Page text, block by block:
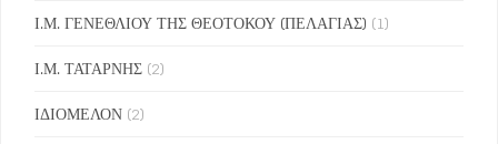
Ι.Μ. ΓΕΝΕΘΛΙΟΥ ΤΗΣ ΘΕΟΤΟΚΟΥ (ΠΕΛΑΓΙΑΣ) (1)
Ι.Μ. ΤΑΤΑΡΝΗΣ (2)
ΙΔΙΟΜΕΛΟΝ (2)